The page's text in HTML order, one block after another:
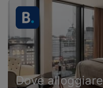
Dove alloggiare